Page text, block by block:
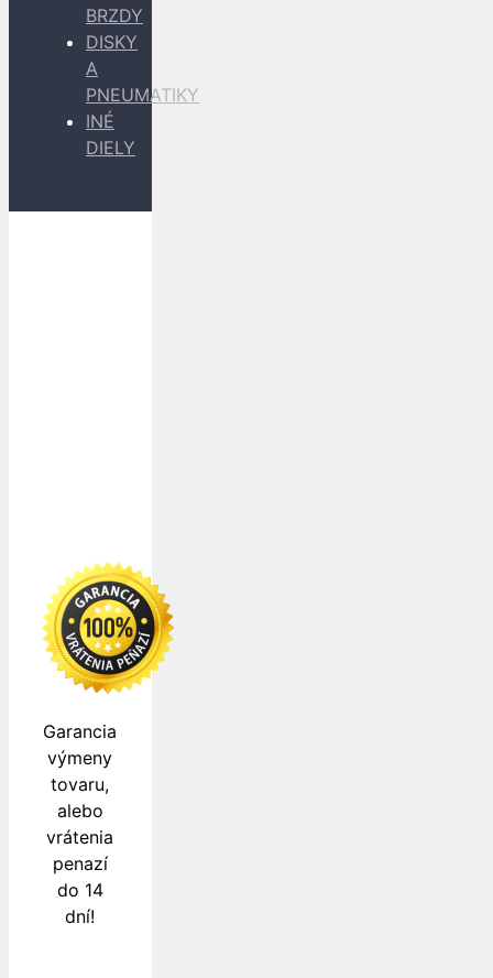
BRZDY
DISKY
A
PNEUMATIKY
INÉ
DIELY
Garancia
výmeny
tovaru,
alebo
vrátenia
penazí
do 14
dní!